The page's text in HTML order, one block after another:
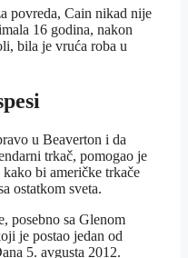
povreda, Cain nikad nije
16 godina, nakon
bila je vruća roba u
u Beaverton i da
trkač, pomogao je
bi američke trkače
ostatkom sveta.
posebno sa Glenom
je postao jedan od
5. avgusta 2012.